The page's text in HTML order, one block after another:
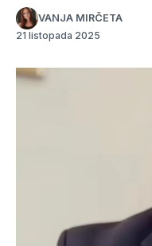
VANJA MIRČETA
21 listopada 2025